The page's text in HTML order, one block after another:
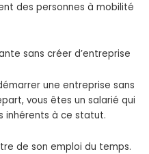
des personnes à mobilité
sans créer d’entreprise
une entreprise sans
vous êtes un salarié qui
inhérents à ce statut.
de son emploi du temps.